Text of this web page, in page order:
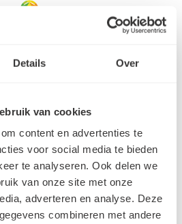
Details Over
van cookies
content en advertenties te
voor social media te bieden
te analyseren. Ook delen we
van onze site met onze
adverteren en analyse. Deze
combineren met andere
10 (1365 beoordelingen)
pour mes peintureet
du résultat